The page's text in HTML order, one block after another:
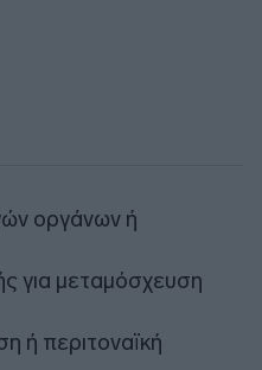
οργάνων ή
για μεταμόσχευση
ή περιτοναϊκή